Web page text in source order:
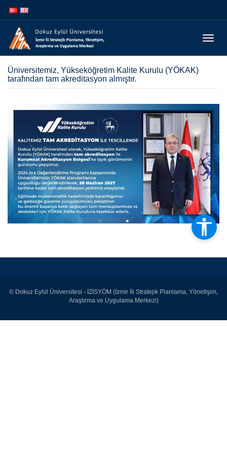
atla
atla
Üniversitemiz, Yükseköğretim Kalite Kurulu (YÖKAK)
tarafından tam akreditasyon almıştır.
© Dokuz Eylül Üniversitesi - İZİSYÖM (İzmir İli Stratejik Planlama, Yönetişim,
Araştırma ve Uygulama Merkezi)